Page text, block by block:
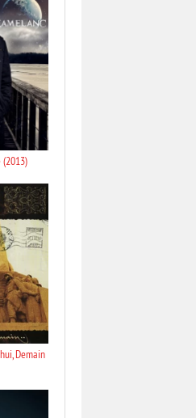
(2013)
Demain